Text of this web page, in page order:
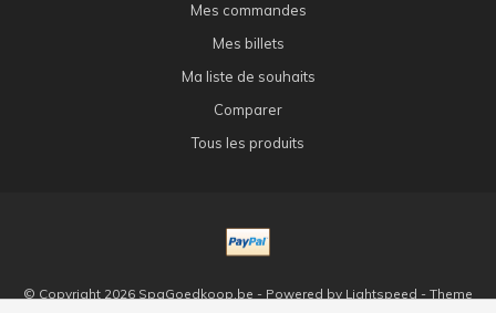
Mes commandes
Mes billets
Ma liste de souhaits
Comparer
Tous les produits
© Copyright 2026 SpaGoedkoop.be - Powered by Lightspeed - Theme